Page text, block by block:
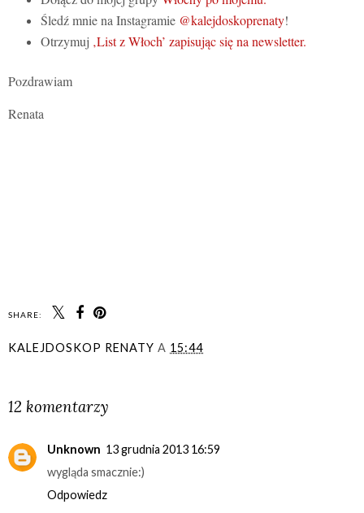
Śledź mnie na Instagramie @kalejdoskoprenaty!
Otrzymuj ‚List z Włoch’ zapisując się na newsletter.
Pozdrawiam
Renata
SHARE:
KALEJDOSKOP RENATY A 15:44
12 komentarzy
Unknown 13 grudnia 2013 16:59
wygląda smacznie:)
Odpowiedz